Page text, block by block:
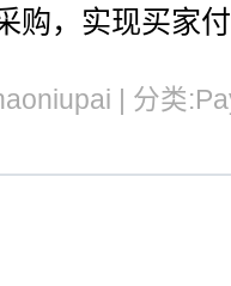
购，实现买家
| 分类